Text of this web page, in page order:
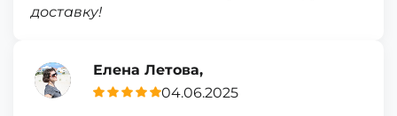
доставку!
Елена Летова,
04.06.2025